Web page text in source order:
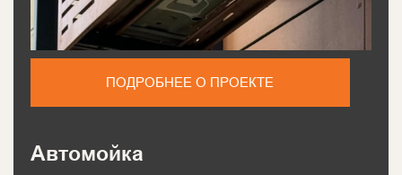
ПОДРОБНЕЕ О ПРОЕКТЕ
Автомойка